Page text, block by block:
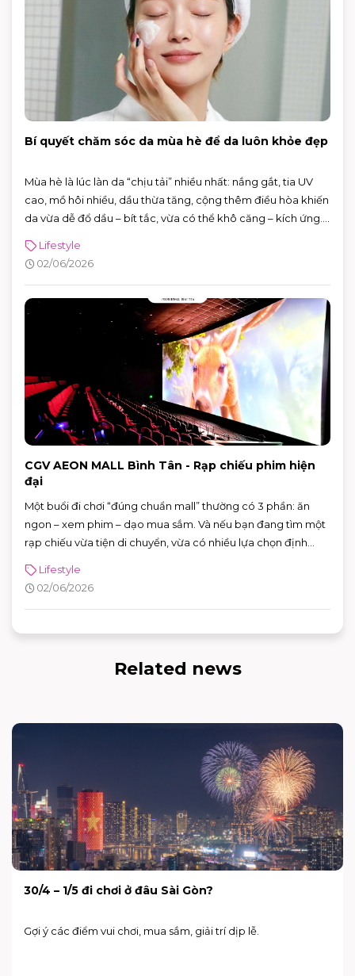
Bí quyết chăm sóc da mùa hè để da luôn khỏe đẹp
Mùa hè là lúc làn da “chịu tải” nhiều nhất: nắng gắt, tia UV
cao, mồ hôi nhiều, dầu thừa tăng, cộng thêm điều hòa khiến
da vừa dễ đổ dầu – bít tắc, vừa có thể khô căng – kích ứng.
đúng vài nguyên tắc: làm sạch vừa đủ, dưỡng ẩm nhẹ,
chống nắng đúng cách và xử lý mồ hôi thông minh, da sẽ dễ
Lifestyle
02/06/2026
CGV AEON MALL Bình Tân - Rạp chiếu phim hiện
đại
Một buổi đi chơi “đúng chuẩn mall” thường có 3 phần: ăn
ngon – xem phim – dạo mua sắm. Và nếu bạn đang tìm một
rạp chiếu vừa tiện di chuyển, vừa có nhiều lựa chọn định
AEON MALL Bình Tân là điểm đến rất phù hợp cho cả gia
đình, nhóm bạn lẫn các buổi hẹn hò cuối tuần.
Lifestyle
02/06/2026
Related news
30/4 – 1/5 đi chơi ở đâu Sài Gòn?
Gợi ý các điểm vui chơi, mua sắm, giải trí dịp lễ.